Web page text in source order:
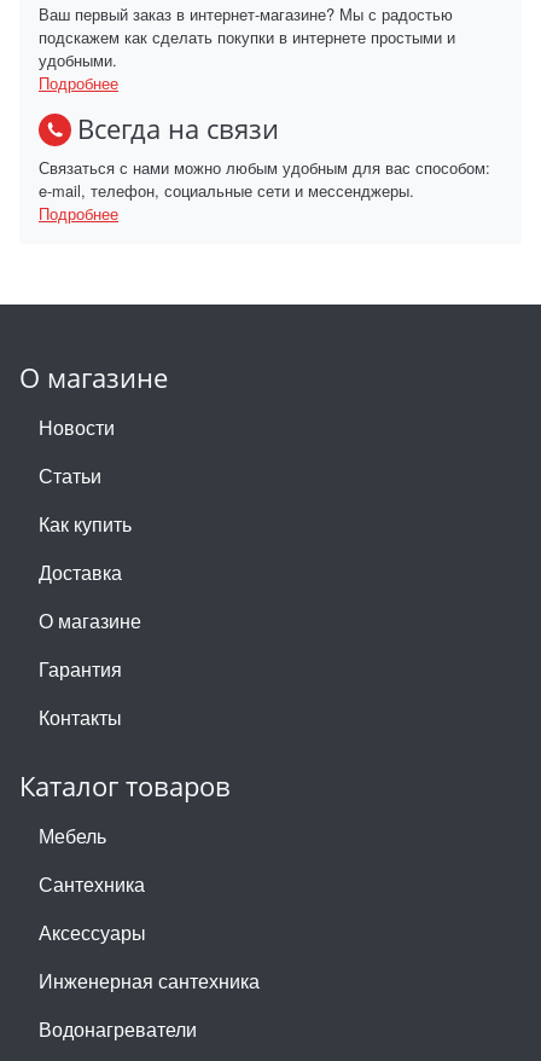
Ваш первый заказ в интернет-магазине? Мы с радостью
подскажем как сделать покупки в интернете простыми и
удобными.
Подробнее
Всегда на связи
Связаться с нами можно любым удобным для вас способом:
e-mail, телефон, социальные сети и мессенджеры.
Подробнее
О магазине
Новости
Статьи
Как купить
Доставка
О магазине
Гарантия
Контакты
Каталог товаров
Мебель
Сантехника
Аксессуары
Инженерная сантехника
Водонагреватели